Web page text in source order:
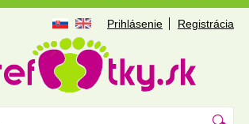
Prihlásenie Registrácia